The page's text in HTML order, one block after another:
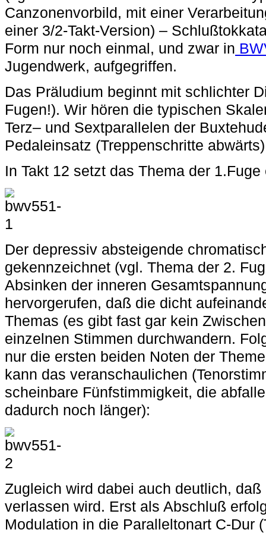
Canzonenvorbild, mit einer
einer 3/2-Takt-Version) –
Form nur noch einmal, und zwar in
Jugendwerk, aufgegriffen.
Das Präludium beginnt mit schlichter
Fugen!). Wir hören die typischen
Terz– und Sextparallelen der
Pedaleinsatz (Treppenschritte
In Takt 12 setzt das Thema der 1.Fuge
Der depressiv absteigende
gekennzeichnet (vgl. Thema der 2.
Absinken der inneren
hervorgerufen, daß die dicht
Themas (es gibt fast gar kein
einzelnen Stimmen durchwandern.
nur die ersten beiden Noten der
kann das veranschaulichen
scheinbare Fünfstimmigkeit, die
dadurch noch länger):
Zugleich wird dabei auch deutlich,
verlassen wird. Erst als Abschluß
Modulation in die Paralleltonart C-Dur